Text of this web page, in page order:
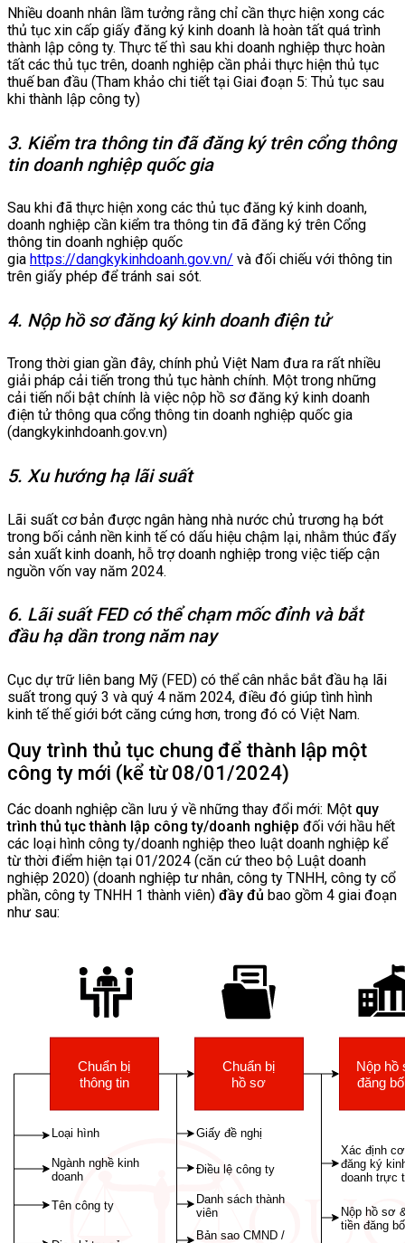
Nhiều doanh nhân lầm tưởng rằng chỉ cần thực hiện xong các
thủ tục xin cấp giấy đăng ký kinh doanh là hoàn tất quá trình
thành lập công ty. Thực tế thì sau khi doanh nghiệp thực hoàn
tất các thủ tục trên, doanh nghiệp cần phải thực hiện thủ tục
thuế ban đầu (Tham khảo chi tiết tại Giai đoạn 5: Thủ tục sau
khi thành lập công ty)
3. Kiểm tra thông tin đã đăng ký trên cổng thông
tin doanh nghiệp quốc gia
Sau khi đã thực hiện xong các thủ tục đăng ký kinh doanh,
doanh nghiệp cần kiểm tra thông tin đã đăng ký trên Cổng
thông tin doanh nghiệp quốc
gia https://dangkykinhdoanh.gov.vn/ và đối chiếu với thông tin
trên giấy phép để tránh sai sót.
4. Nộp hồ sơ đăng ký kinh doanh điện tử
Trong thời gian gần đây, chính phủ Việt Nam đưa ra rất nhiều
giải pháp cải tiến trong thủ tục hành chính. Một trong những
cải tiến nổi bật chính là việc nộp hồ sơ đăng ký kinh doanh
điện tử thông qua cổng thông tin doanh nghiệp quốc gia
(dangkykinhdoanh.gov.vn)
5. Xu hướng hạ lãi suất
Lãi suất cơ bản được ngân hàng nhà nước chủ trương hạ bớt
trong bối cảnh nền kinh tế có dấu hiệu chậm lại, nhằm thúc đẩy
sản xuất kinh doanh, hỗ trợ doanh nghiệp trong việc tiếp cận
nguồn vốn vay năm 2024.
6. Lãi suất FED có thể chạm mốc đỉnh và bắt
đầu hạ dần trong năm nay
Cục dự trữ liên bang Mỹ (FED) có thể cân nhắc bắt đầu hạ lãi
suất trong quý 3 và quý 4 năm 2024, điều đó giúp tình hình
kinh tế thế giới bớt căng cứng hơn, trong đó có Việt Nam.
Quy trình thủ tục chung để thành lập một
công ty mới (kể từ 08/01/2024)
Các doanh nghiệp cần lưu ý về những thay đổi mới: Một quy
trình thủ tục thành lập công ty/doanh nghiệp đối với hầu hết
các loại hình công ty/doanh nghiệp theo luật doanh nghiệp kể
từ thời điểm hiện tại 01/2024 (căn cứ theo bộ Luật doanh
nghiệp 2020) (doanh nghiệp tư nhân, công ty TNHH, công ty cổ
phần, công ty TNHH 1 thành viên) đầy đủ bao gồm 4 giai đoạn
như sau: